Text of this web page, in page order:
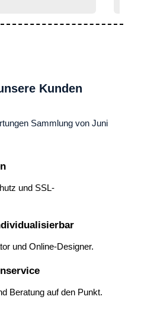
Kunden
und SSL-
und Online-Designer.
Beratung auf den Punkt.